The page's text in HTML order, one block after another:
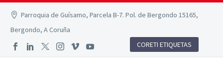
Parroquia de Guísamo, Parcela B-7. Pol. de Bergondo 15165,
Bergondo, A Coruña
CORETI ETIQUETAS